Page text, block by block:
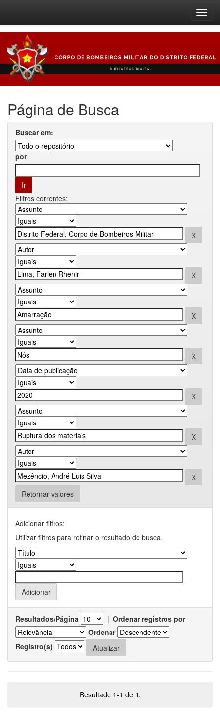
navigation
Página de Busca
Buscar em:
por
Filtros correntes:
Retornar valores
Adicionar filtros:
Utilizar filtros para refinar o resultado de busca.
Resultados/Página | Ordenar registros por
Ordenar
Registro(s)
Resultado 1-1 de 1.